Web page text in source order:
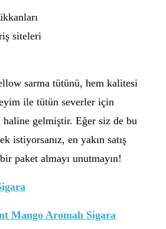
siteleri
sarma tütünü, hem kalitesi
ile tütün severler için
gelmiştir. Eğer siz de bu
istiyorsanız, en yakın satış
paket almayı unutmayın!
Mango Aromalı Sigara